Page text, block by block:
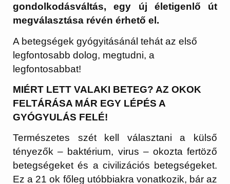
gondolkodásváltás, egy új életigenlő út
megválasztása révén érhető el.
A betegségek gyógyitásánál tehát az első
legfontosabb dolog, megtudni, a
legfontosabbat!
MIÉRT LETT VALAKI BETEG? AZ OKOK
FELTÁRÁSA MÁR EGY LÉPÉS A
GYÓGYULÁS FELÉ!
Természetes szét kell választani a külső
tényezők – baktérium, virus – okozta fertöző
betegségeket és a civilizációs betegségeket.
Ez a 21 ok főleg utóbbiakra vonatkozik, bár az